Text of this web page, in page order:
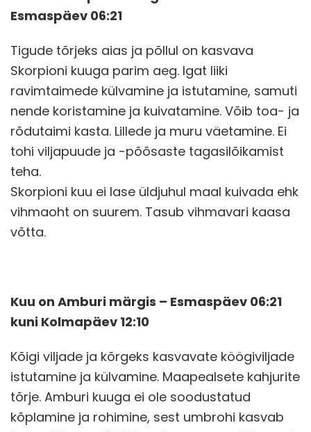
Esmaspäev 06:21
Tigude tõrjeks aias ja põllul on kasvava
Skorpioni kuuga parim aeg. Igat liiki
ravimtaimede külvamine ja istutamine, samuti
nende koristamine ja kuivatamine. Võib toa- ja
rõdutaimi kasta. Lillede ja muru väetamine. Ei
tohi viljapuude ja -põõsaste tagasilõikamist
teha.
Skorpioni kuu ei lase üldjuhul maal kuivada ehk
vihmaoht on suurem. Tasub vihmavari kaasa
võtta.
Kuu on Amburi märgis – Esmaspäev 06:21
kuni Kolmapäev 12:10
Kõigi viljade ja kõrgeks kasvavate köögiviljade
istutamine ja külvamine. Maapealsete kahjurite
tõrje. Amburi kuuga ei ole soodustatud
kõplamine ja rohimine, sest umbrohi kasvab